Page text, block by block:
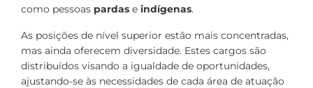
como pessoas pardas e indígenas.
As posições de nível superior estão mais concentradas,
mas ainda oferecem diversidade. Estes cargos são
distribuídos visando a igualdade de oportunidades,
ajustando-se às necessidades de cada área de atuação